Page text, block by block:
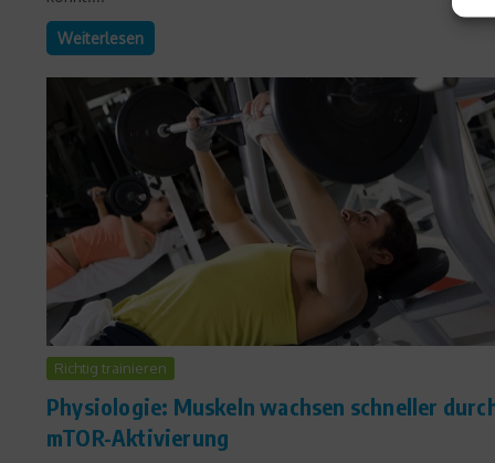
Weiterlesen
Richtig trainieren
Physiologie: Muskeln wachsen schneller
mTOR-Aktivierung